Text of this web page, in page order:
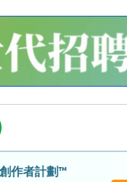
作者計劃™